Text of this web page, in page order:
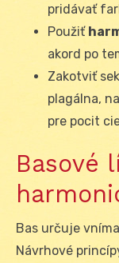
pridávať
Použiť
akord po
Zakotviť
plagálna,
pre pocit
Basové
Bas určuje
Návrhové